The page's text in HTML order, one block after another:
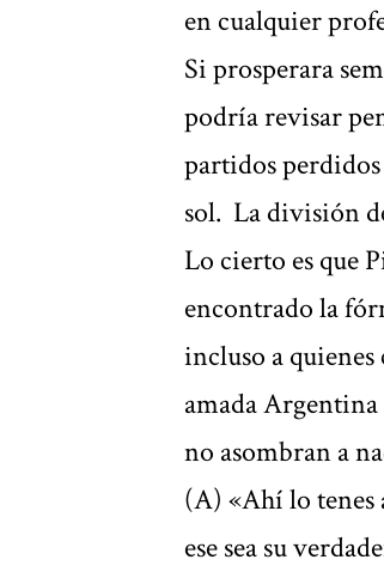
en cualquier
Si prosperara
podría revisar
partidos
sol. La división
Lo cierto es que
encontrado la
incluso a
amada
no asombran a
(A) «Ahí lo tenes
ese sea su